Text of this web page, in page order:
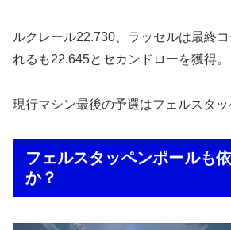
ルクレール22.730、ラッセルは最終
れるも22.645とセカンドローを獲得。
現行マシン最後の予選はフェルスタッ
フェルスタッペンポールも
か？